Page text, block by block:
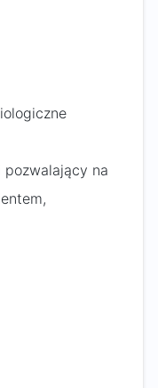
pozwalający na